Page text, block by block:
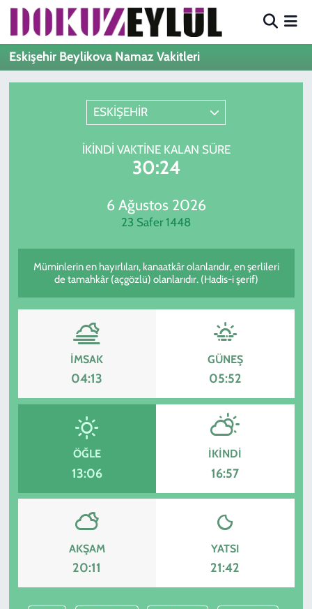
Eskişehir Beylikova Namaz Vakitleri
ESKİŞEHİR
İKINDI VAKTINE KALAN SÜRE
30:24
6 Ağustos 2026
23 Safer 1448
Müminlerin en hayırlıları, kanaatkâr olanlarıdır, en şerlileri
de tamahkâr (açgözlü) olanlarıdır. (Hadis-i şerif)
İMSAK
04:13
GÜNEŞ
05:52
ÖĞLE
13:06
İKINDI
16:57
AKŞAM
20:11
YATSI
21:42
Hava Durumu
Süper Lig Puan Durumu ve Fikstür